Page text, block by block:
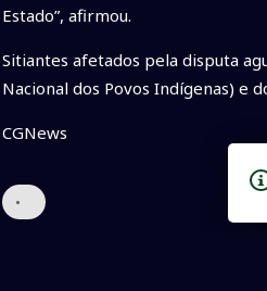
Estado”, afirmou.
Sitiantes afetados pela disputa
Nacional dos Povos Indígenas) e
CGNews
•